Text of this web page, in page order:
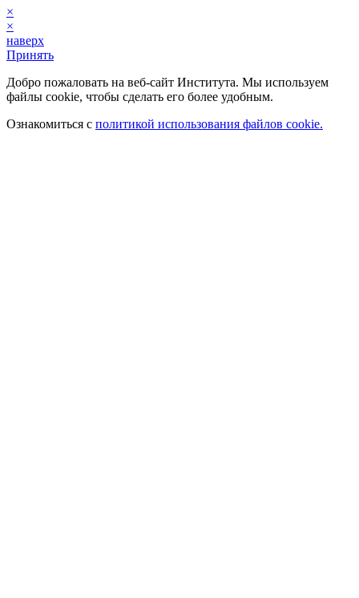
×
×
наверх
Принять
Добро пожаловать на веб-сайт Института. Мы используем
файлы cookie, чтобы сделать его более удобным.
Ознакомиться с политикой использования файлов cookie.